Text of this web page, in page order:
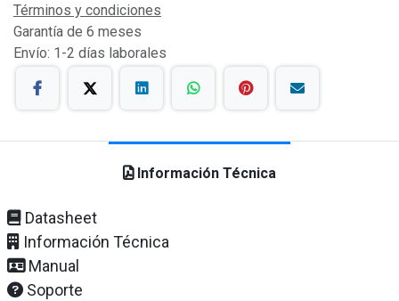
Términos y condiciones
Garantía de 6 meses
Envío: 1-2 días laborales
Información Técnica
Datasheet
Información Técnica
Manual
Soporte